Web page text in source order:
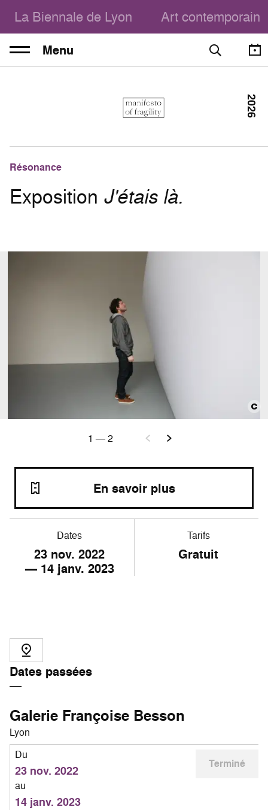
La Biennale de Lyon Art contemporain
Menu
Résonance
Exposition J'étais là.
2026
Dates
23 nov. 2022
— 14janv. 2023
Tarifs
Gratuit
En savoir plus
1 —2
Dates passées
Galerie Françoise Besson
Lyon
Du
23 nov. 2022
au
14 janv. 2023
Terminé